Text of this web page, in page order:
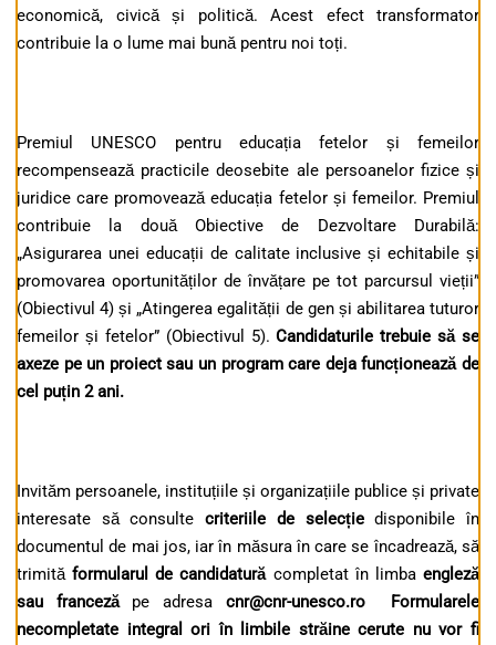
economică, civică și politică. Acest efect transformator
contribuie la o lume mai bună pentru noi toți.
Premiul UNESCO pentru educația fetelor și femeilor
recompensează practicile deosebite ale persoanelor fizice și
juridice care promovează educația fetelor și femeilor. Premiul
contribuie la două Obiective de Dezvoltare Durabilă:
„Asigurarea unei educații de calitate inclusive și echitabile și
promovarea oportunităților de învățare pe tot parcursul vieții”
(Obiectivul 4) și „Atingerea egalității de gen și abilitarea tuturor
femeilor și fetelor” (Obiectivul 5).Candidaturile trebuie să se
axeze pe un proiect sau un program care deja funcționează de
cel puțin 2 ani.
Invităm persoanele, instituțiile și organizațiile publice și private
interesate să consultecriteriile de selecțiedisponibile în
documentul de mai jos, iar în măsura în care se încadrează, să
trimităformularul de candidaturăcompletat în limbaengleză
sau francezăpe adresa cnr@cnr-unesco.ro
Formularele
necompletate integral ori în limbile străine cerute nu vor fi